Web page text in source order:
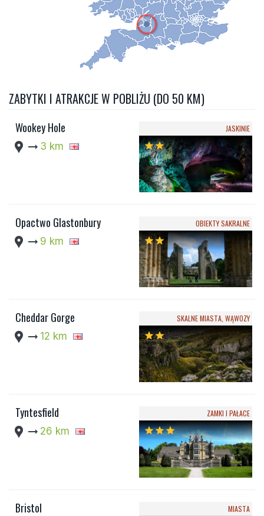
ZABYTKI I ATRAKCJE W POBLIŻU (DO 50 KM)
Wookey Hole
location_pin arrow_right_alt 3 km
JASKINIE
starstar
Opactwo Glastonbury
location_pin arrow_right_alt 9 km
OBIEKTY SAKRALNE
starstar
Cheddar Gorge
location_pin arrow_right_alt 12 km
SKALNE MIASTA, WĄWOZY
starstar
Tyntesfield
location_pin arrow_right_alt 26 km
ZAMKI I PAŁACE
starstarstar
Bristol MIASTA